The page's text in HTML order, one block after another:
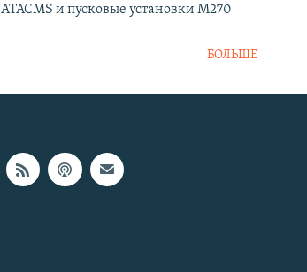
ATACMS и пусковые установки M270
БОЛЬШЕ